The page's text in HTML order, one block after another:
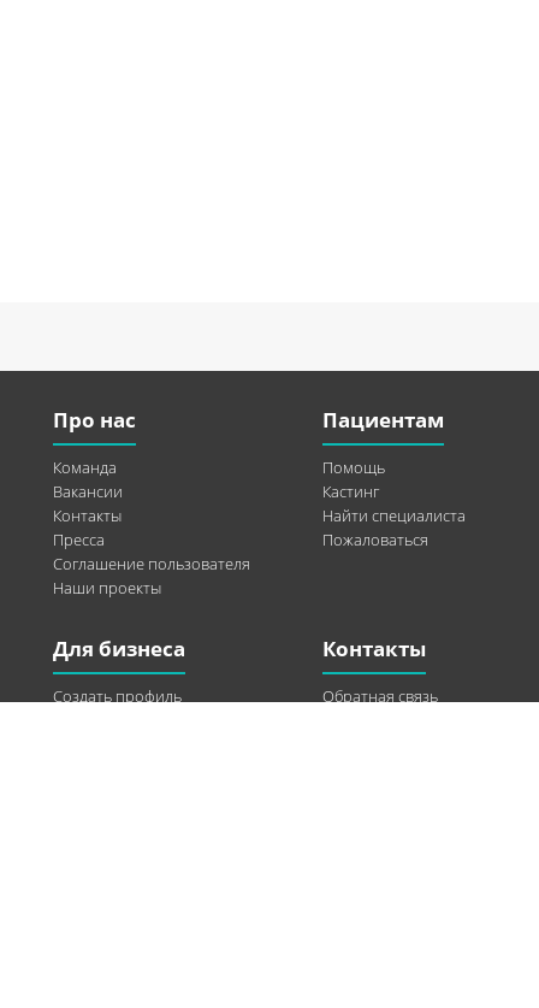
Про нас
Команда
Вакансии
Контакты
Пресса
Соглашение пользователя
Наши проекты
Пациентам
Помощь
Кастинг
Найти специалиста
Пожаловаться
Для бизнеса
Создать профиль
Контакты
Обратная связь